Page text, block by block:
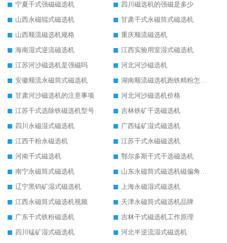
宁夏干式强磁磁选机
四川磁选机的强磁是多少
山西永磁辊式磁选机
甘肃干式永磁筒式磁选机
山西顺流磁选机规格
重庆顺流磁选机
海南湿式逆流磁选机
江西实验用室湿式磁选机
江苏河沙磁选机是强磁吗
河北河沙磁选机
安徽顺流永磁筒式磁选机
湖南顺流磁选机跑铁精粉怎么处理
甘肃河沙磁选机的注意事项
河北河沙磁选机价格
江苏干式选除铁磁选机型号
吉林铁矿干选磁选机
四川永磁湿式磁选机
广西锰矿湿式磁选机
江西干粉永磁选机
江苏干式永磁磁选机
河南干式磁选机
鄂尔多斯干式干选磁选机
南宁永磁筒式磁选机
山东永磁筒式磁选机磁偏角怎么调整
辽宁黑钨矿湿式磁选机
上海永磁湿式磁选机
江西永磁筒式磁选机视频
天津永磁筒式磁选机品牌
广东干式铁粉磁选机
吉林干式磁选机工作原理
四川锰矿湿式磁选机
河北半逆流湿式磁选机